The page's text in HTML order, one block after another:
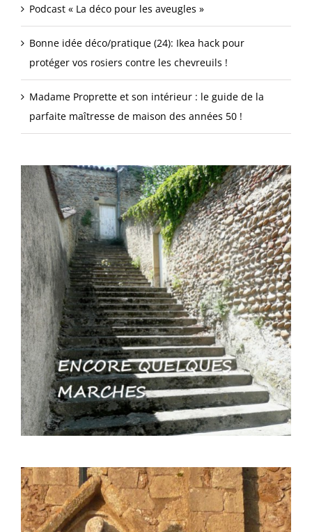
Podcast « La déco pour les aveugles »
Bonne idée déco/pratique (24): Ikea hack pour
protéger vos rosiers contre les chevreuils !
Madame Proprette et son intérieur : le guide de la
parfaite maîtresse de maison des années 50 !